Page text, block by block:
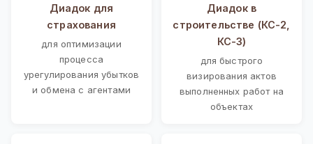
Диадок для
страхования
для оптимизации
процесса
урегулирования убытков
и обмена с агентами
Диадок в
строительстве (КС-2,
КС-3)
для быстрого
визирования актов
выполненных работ на
объектах